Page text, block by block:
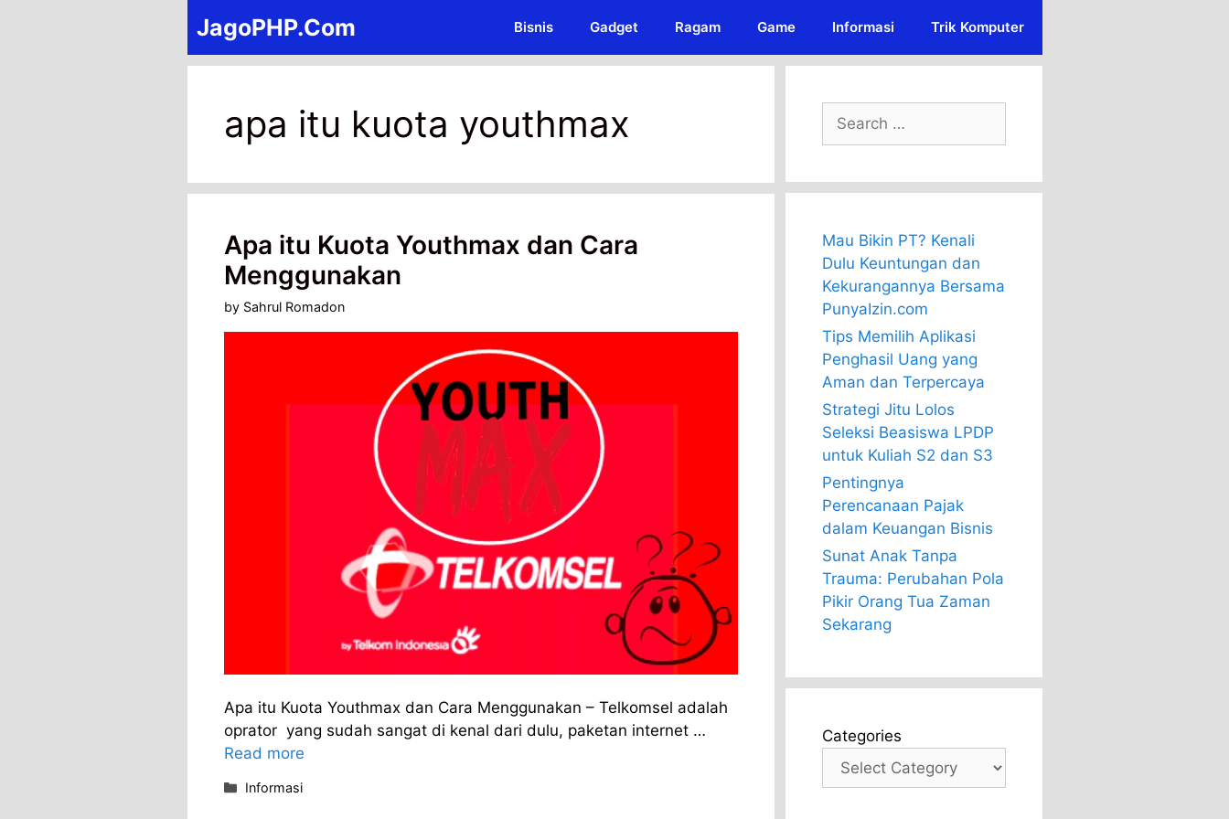
JagoPHP.Com Bisnis Gadget Ragam Game Informasi Trik Komputer
apa itu kuota youthmax
Apa itu Kuota Youthmax dan Cara
Menggunakan
by Sahrul Romadon
Apa itu Kuota Youthmax dan Cara Menggunakan – Telkomsel adalah
oprator yang sudah sangat di kenal dari dulu, paketan internet …
Read more
Categories
Informasi
Search
for:
Mau Bikin PT? Kenali
Dulu Keuntungan dan
Kekurangannya Bersama
PunyaIzin.com
Tips Memilih Aplikasi
Penghasil Uang yang
Aman dan Terpercaya
Strategi Jitu Lolos
Seleksi Beasiswa LPDP
untuk Kuliah S2 dan S3
Pentingnya
Perencanaan Pajak
dalam Keuangan Bisnis
Sunat Anak Tanpa
Trauma: Perubahan Pola
Pikir Orang Tua Zaman
Sekarang
Categories